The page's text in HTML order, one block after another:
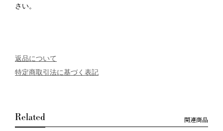
さい。
返品について
特定商取引法に基づく表記
Related 関連商品